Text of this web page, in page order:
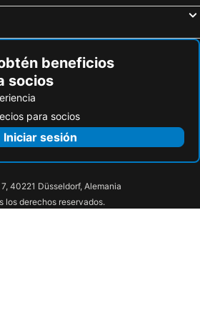
beneficios
socios
para socios
Iniciar sesión
40221 Düsseldorf, Alemania
los derechos reservados.